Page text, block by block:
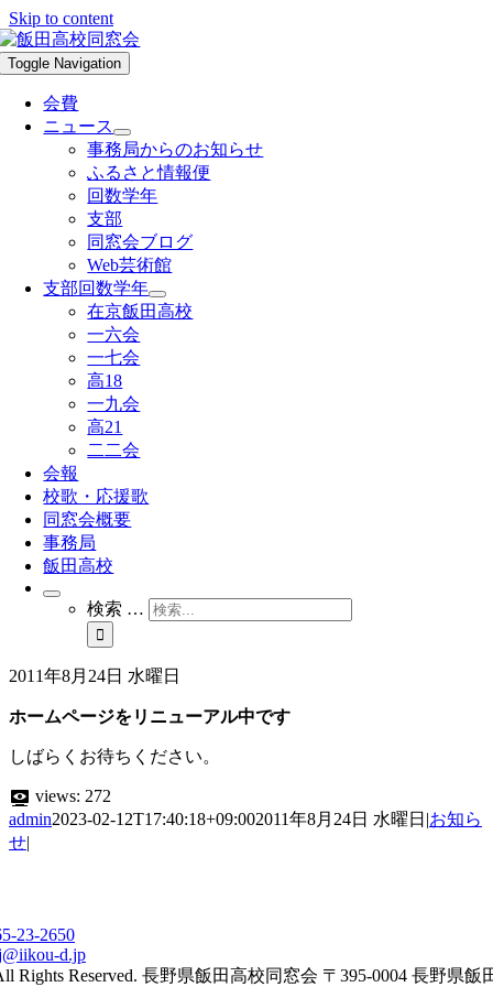
Skip to content
Toggle Navigation
会費
ニュース
事務局からのお知らせ
ふるさと情報便
回数学年
支部
同窓会ブログ
Web芸術館
支部回数学年
在京飯田高校
一六会
一七会
高18
一九会
高21
二二会
会報
校歌・応援歌
同窓会概要
事務局
飯田高校
検索 …
2011年8月24日 水曜日
ホームページをリニューアル中です
しばらくお待ちください。
views: 272
admin2023-02-12T17:40:18+09:002011年8月24日 水曜日 |お知ら
せ|
23-2650
d.jp
Rights Reserved. 長野県飯田高校同窓会 〒395-0004 長野県飯